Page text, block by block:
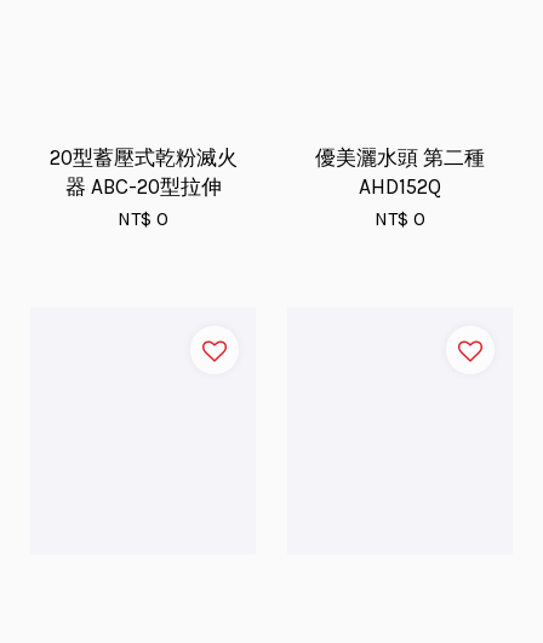
20型蓄壓式乾粉滅火
器 ABC-20型拉伸
NT$ 0
優美灑水頭 第二種
AHD152Q
NT$ 0